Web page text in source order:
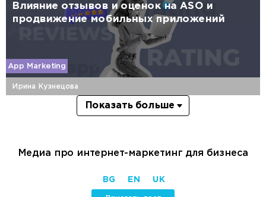
Влияние отзывов и оценок на ASO и
продвижение мобильных приложений
App Marketing
Ирина Кузнецова
Показать больше
Медиа про интернет-маркетинг для бизнеса
BG EN UK